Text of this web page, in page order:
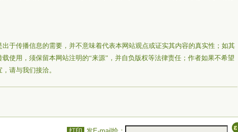
于传播信息的需要，并不意味着代表本网站观点或证实其内容的真实性；如其
使用，须保留本网站注明的“来源”，并自负版权等法律责任；作者如果不希望
请与我们接洽。